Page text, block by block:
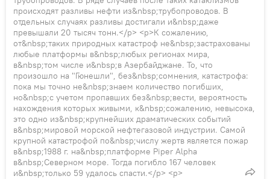
происходят разливы нефти из&nbsp;трубопроводов. В
отдельных случаях разливы достигали и&nbsp;даже
превышали 20 тысяч тонн.</p> <p>К сожалению,
от&nbsp;таких природных катастроф не&nbsp;застрахованы
любые платформы в&nbsp;любых регионах мира,
в&nbsp;том числе и&nbsp;в Азербайджане. То, что
произошло на "Гюнешли", без&nbsp;сомнения, катастрофа:
пока мы точно не&nbsp;знаем количество погибших,
но&nbsp;с учетом пропавших без&nbsp;вести, вероятность
нахождения которых живыми, к&nbsp;сожалению, невысока,
это одно из&nbsp;крупнейших драматических событий
в&nbsp;мировой морской нефтегазовой индустрии. Самой
крупной катастрофой по&nbsp;числу жертв является пожар
в&nbsp;1988 г. на&nbsp;платформе Piper Alpha
в&nbsp;Северном море. Тогда погибло 167 человек
и&nbsp;только 59 удалось спасти.</p> <p>